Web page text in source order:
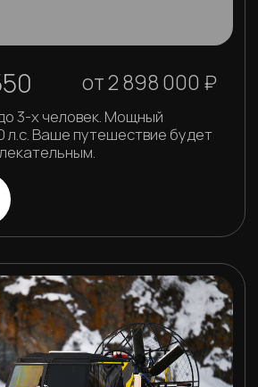
товара